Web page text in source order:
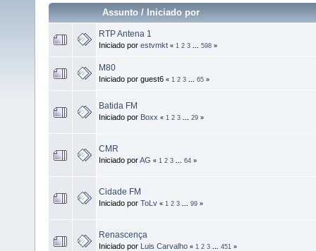
Assunto /Iniciado por
RTP Antena 1
Iniciado por estvmkt « 1 2 3 598 »
M80
Iniciado por guest6 « 1 2 3 65 »
Batida FM
Iniciado por Boxx « 1 2 3 29 »
CMR
Iniciado porAG « 1 2 3 64 »
Cidade FM
Iniciado por ToLv « 1 2 3 99 »
Renascença
Iniciado por Luis Carvalho « 1 2 3 451 »